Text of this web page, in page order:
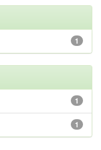
1
1
1